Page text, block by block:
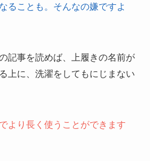
ることも。そんなの嫌ですよ
記事を読めば、上履きの名前が
上に、 洗濯をしてもにじまない
より長く使うことができます